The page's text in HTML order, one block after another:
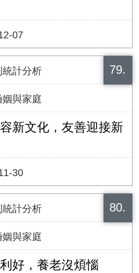
07
79.
計分析
姻與家庭
新文化，友善迎接新
30
80.
計分析
姻與家庭
好，養老沒煩惱